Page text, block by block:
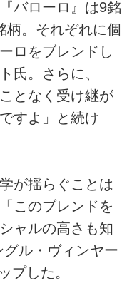
バローロ』は9銘
柄。それぞれに個
ロをブレンドし
氏。さらに、
となく受け継が
すよ」と続け
が揺らぐことは
このブレンドを
ャルの高さも知
グル・ヴィンヤー
プした。